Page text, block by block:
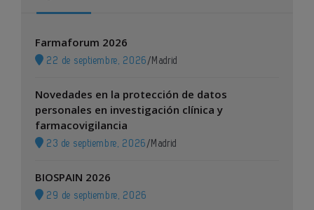
Farmaforum 2026
22 de septiembre, 2026 / Madrid
Novedades en la protección de datos
personales en investigación clínica y
farmacovigilancia
23 de septiembre, 2026 / Madrid
BIOSPAIN 2026
29 de septiembre, 2026